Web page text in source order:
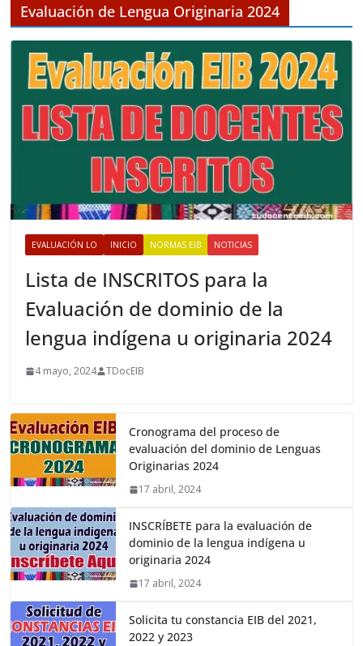
o
Evaluación de Lengua Originaria 2024
EVALUACIÓN LO INICIO NORMAS EIB NOTICIAS
Lista de INSCRITOS para la
Evaluación de dominio de la
lengua indígena u originaria 2024
4 mayo, 2024 TDocEIB
Cronograma del proceso de
evaluación del dominio de Lenguas
Originarias 2024
17 abril, 2024
INSCRÍBETE para la evaluación de
dominio de la lengua indígena u
originaria 2024
17 abril, 2024
Solicita tu constancia EIB del 2021,
2022 y 2023